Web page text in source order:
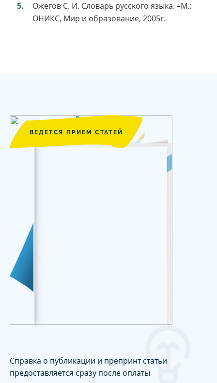
Ожегов С. И. Словарь русского языка. –М.:
ОНИКС, Мир и образование, 2005г.
ВЕДЕТСЯ ПРИЕМ СТАТЕЙ
Справка о публикации и препринт статьи
предоставляется сразу после оплаты